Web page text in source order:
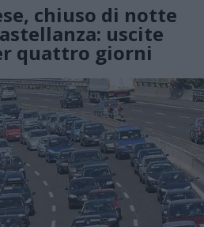
chiuso di notte
uscite
quattro giorni